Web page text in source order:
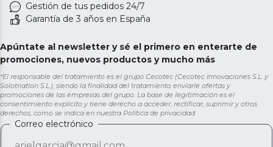
Gestión de tus pedidos 24/7
Garantía de 3 años en España
Apúntate al newsletter y sé el primero en enterarte de
promociones, nuevos productos y mucho más
*El responsable del tratamiento es el grupo Cecotec (Cecotec Innovaciones S.L. y
Solotriatlon S.L.), siendo la finalidad del tratamiento enviarle ofertas y
promociones de las empresas del grupo. La base de legitimación es el
consentimiento explícito y tiene derecho a acceder, rectificar, suprimir y otros
derechos, como se indica en nuestra Política de privacidad
Correo electrónico